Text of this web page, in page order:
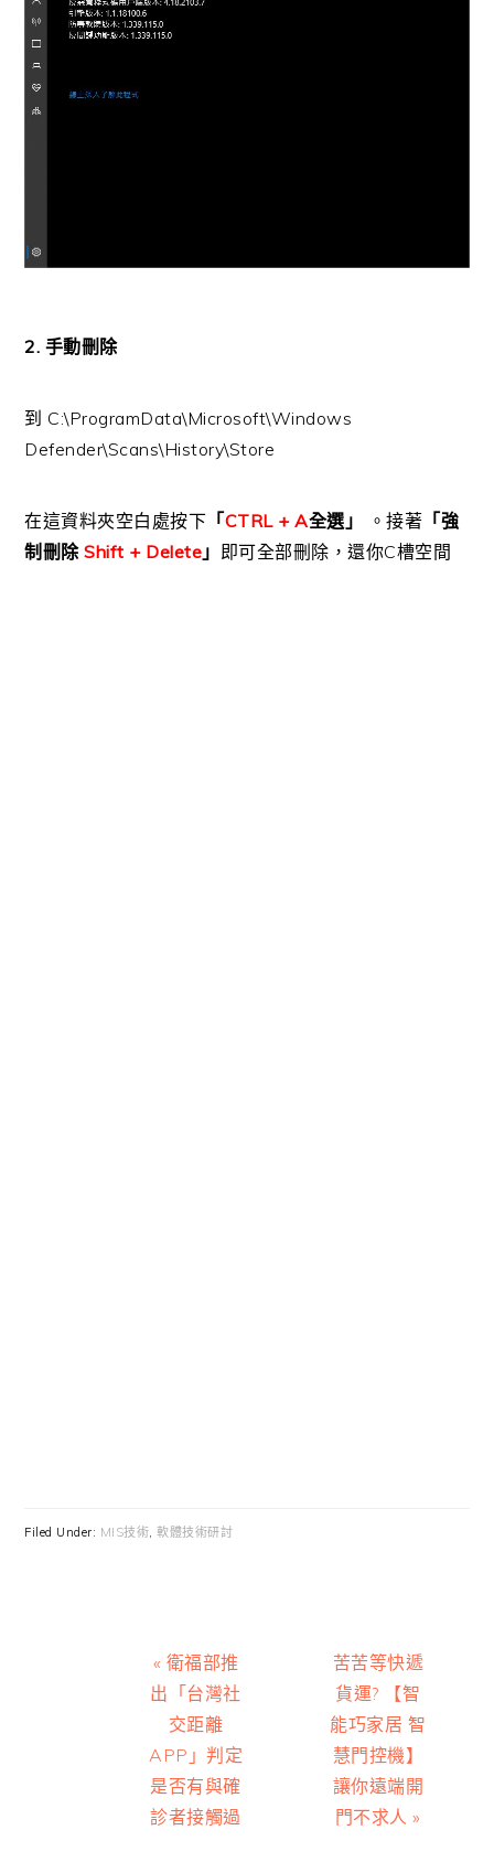
2. 手動刪除
到 C:\ProgramData\Microsoft\Windows
Defender\Scans\History\Store
在這資料夾空白處按下 「CTRL + A全選」 。接著 「強
制刪除Shift + Delete 」 即可全部刪除，還你C槽空間
Filed Under: MIS技術,軟體技術研討
Previous
Post:
« 衛福部推
出「台灣社
交距離
APP」判定
是否有與確
診者接觸過
Next
Post:
苦苦等快遞
貨運? 【智
能巧家居 智
慧門控機】
讓你遠端開
門不求人 »